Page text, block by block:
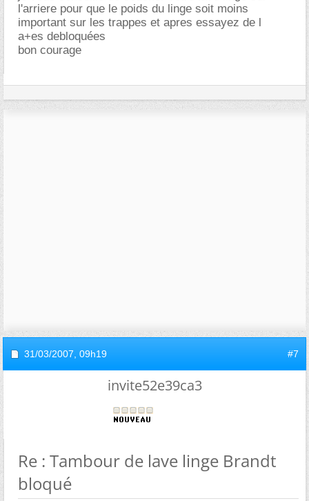
l'arriere pour que le poids du linge soit moins
important sur les trappes et apres essayez de l
a+es debloquées
bon courage
31/03/2007, 09h19 #7
invite52e39ca3
Re : Tambour de lave linge Brandt
bloqué